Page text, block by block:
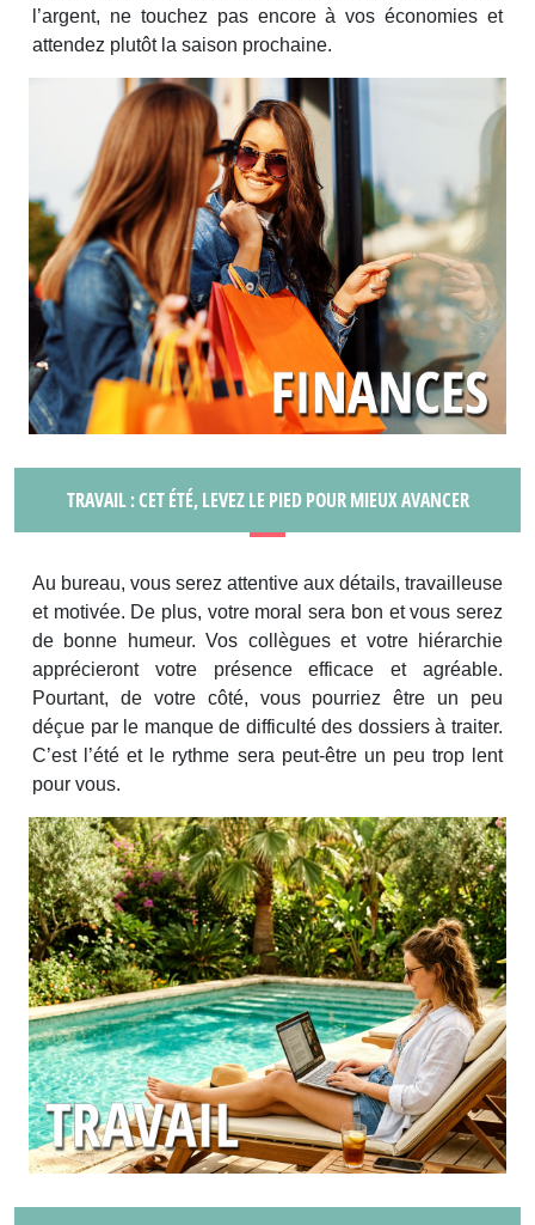
l’argent, ne touchez pas encore à vos économies et
attendez plutôt la saison prochaine.
TRAVAIL : CET ÉTÉ, LEVEZ LE PIED POUR MIEUX AVANCER
Au bureau, vous serez attentive aux détails, travailleuse
et motivée. De plus, votre moral sera bon et vous serez
de bonne humeur. Vos collègues et votre hiérarchie
apprécieront votre présence efficace et agréable.
Pourtant, de votre côté, vous pourriez être un peu
déçue par le manque de difficulté des dossiers à traiter.
C’est l’été et le rythme sera peut-être un peu trop lent
pour vous.